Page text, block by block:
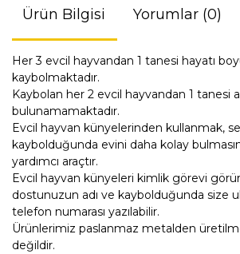
Ürün Bilgisi Yorumlar (0)
Her 3 evcil hayvandan 1 tanesi hayatı
kaybolmaktadır.
Kaybolan her 2 evcil hayvandan 1 tanesi
bulunamamaktadır.
Evcil hayvan künyelerinden kullanmak,
kaybolduğunda evini daha kolay
yardımcı araçtır.
Evcil hayvan künyeleri kimlik görevi
dostunuzun adı ve kaybolduğunda size
telefon numarası yazılabilir.
Ürünlerimiz paslanmaz metalden
değildir.